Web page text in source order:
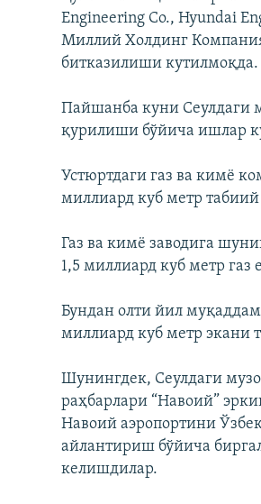
Engineering Co., Hyundai
Миллий Холдинг
битказилиши кутилмоқда.
Пайшанба куни Сеулдаги
қурилиши бўйича ишлар
Устюртдаги газ ва кимё
миллиард куб метр
Газ ва кимё заводига
1,5 миллиард куб метр газ
Бундан олти йил
миллиард куб метр экани
Шунингдек, Сеулдаги
раҳбарлари “Навоий”
Навоий аэропортини
айлантириш бўйича
келишдилар.